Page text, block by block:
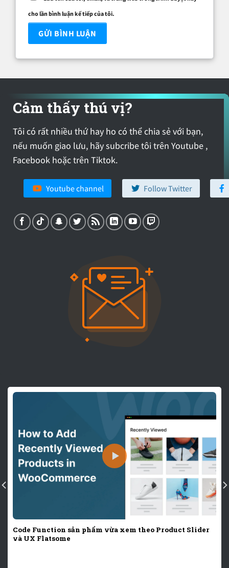
cho lần bình luận kế tiếp của tôi.
Cảm thấy thú vị?
Tôi có rất nhiều thứ hay ho có thể chia sẻ với bạn,
nếu muốn giao lưu, hãy subcribe tôi trên Youtube ,
Facebook hoặc trên Tiktok.
Youtube channel Follow Twitter
Code Function sản phẩm vừa xem theo Product Slider
và UX Flatsome